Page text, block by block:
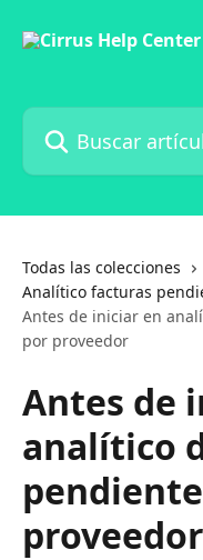
Buscar artículos...
Todas las colecciones
Analítico facturas
Antes de iniciar en
por proveedor
Antes de
analítico
proveedor